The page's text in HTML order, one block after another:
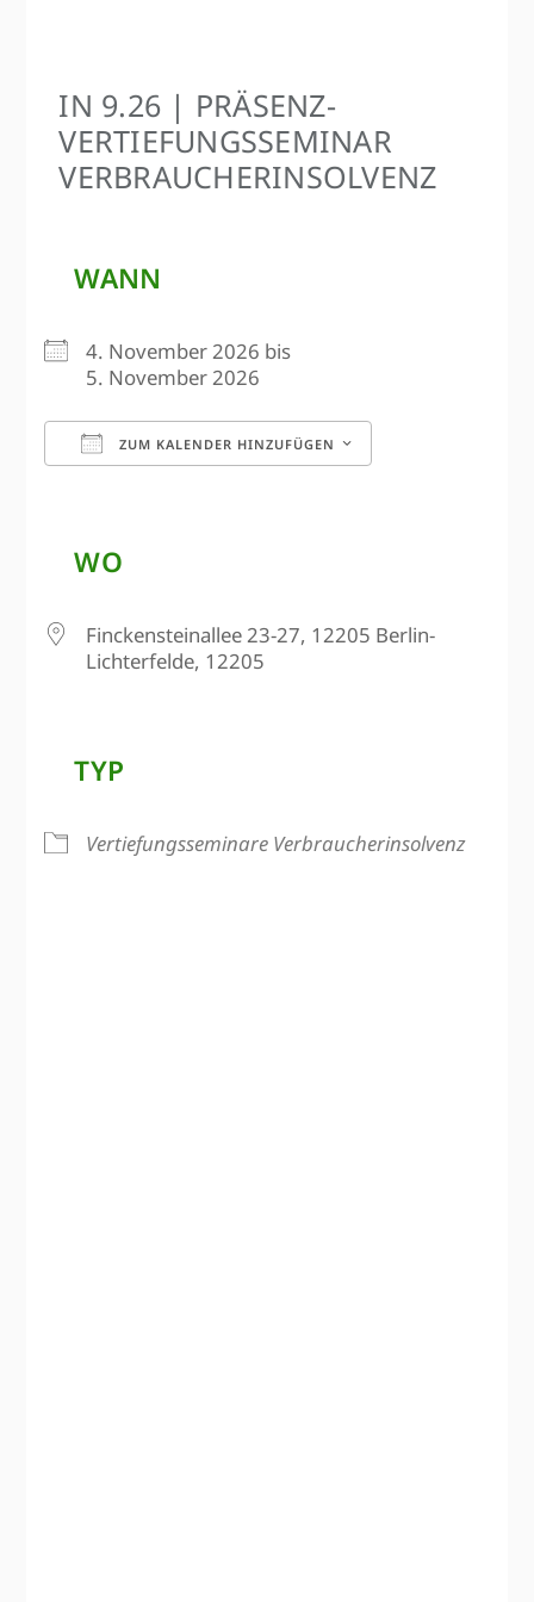
IN 9.26 | PRÄSENZ-
VERTIEFUNGS­SEMINAR
VERBRAUCHER­INSOLVENZ
WANN
4. November 2026 bis
5. November 2026
ZUM KALENDER HINZUFÜGEN
WO
Finckensteinallee 23-27, 12205 Berlin-
Lichterfelde, 12205
TYP
Vertiefungsseminare Verbraucherinsolvenz